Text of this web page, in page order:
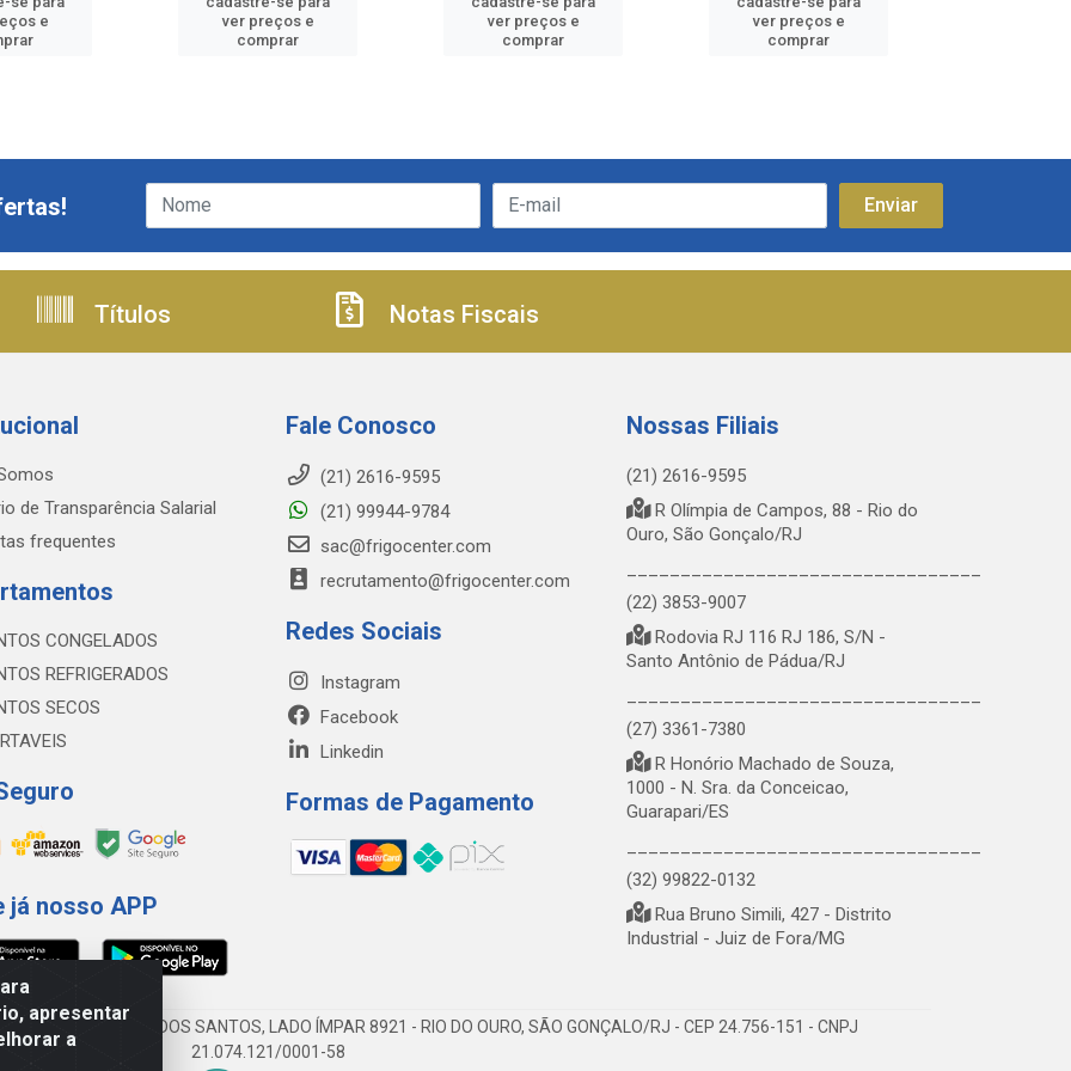
e
ver preços e
comprar
ver preços e
comprar
ver preços e
comprar
apresentar
a
Títulos Notas Fiscais
de Transparência Salarial
frequentes
CONGELADOS
REFRIGERADOS
SECOS
já nosso APP
Fale Conosco
(21) 2616-9595
(21) 99944-9784
sac@frigocenter.com
recrutamento@frigocenter.com
Redes Sociais
Instagram
Facebook
Linkedin
Formas de Pagamento
Nossas Filiais
(21) 2616-9595
R Olímpia de Campos, 88 - Rio do
Ouro, São Gonçalo/RJ
(22) 3853-9007
Rodovia RJ 116 RJ 186, S/N -
Santo Antônio de Pádua/RJ
(27) 3361-7380
R Honório Machado de Souza,
1000 - N. Sra. da Conceicao,
Guarapari/ES
(32) 99822-0132
Rua Bruno Simili, 427 - Distrito
Industrial - Juiz de Fora/MG
AV DA ABDIAS JOSÉ DOS SANTOS, LADO ÍMPAR 8921 - RIO DO OURO, SÃO GONÇALO/RJ - CEP 24.756-151 - CNPJ
21.074.121/0001-58